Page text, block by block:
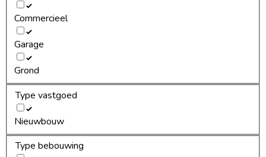
Commercieel
Garage
Grond
Type vastgoed
Nieuwbouw
Type bebouwing